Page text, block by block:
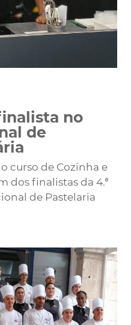
no
de
curso de Cozinha e
dos finalistas da 4.ª
de Pastelaria